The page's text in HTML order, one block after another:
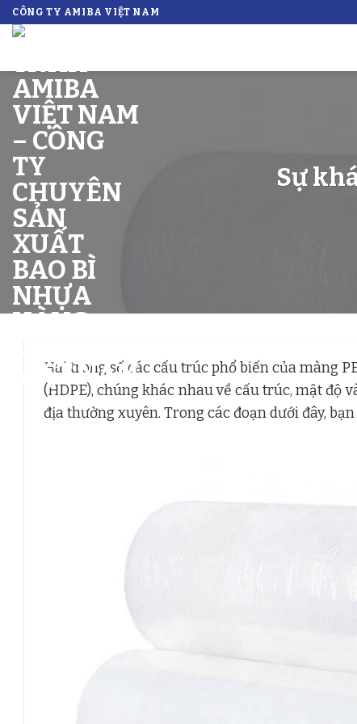
Skip
CÔNG TY AMIBA VIỆT NAM
Sự
Hai trong số các cấu trúc phổ biến của màng
(HDPE), chúng khác nhau về cấu trúc, mật độ
địa thường xuyên. Trong các đoạn dưới đây,